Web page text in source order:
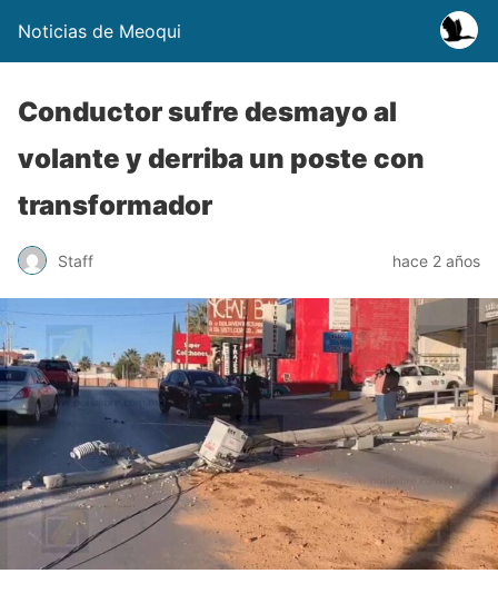
Noticias de Meoqui
Conductor sufre desmayo al
volante y derriba un poste con
transformador
Staff hace 2 años